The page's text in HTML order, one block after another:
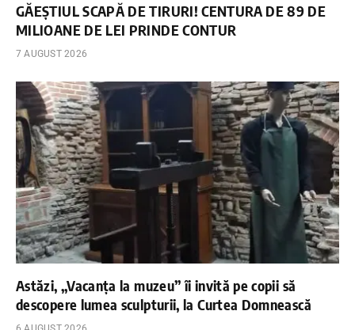
GĂEȘTIUL SCAPĂ DE TIRURI! CENTURA DE 89 DE
MILIOANE DE LEI PRINDE CONTUR
7 AUGUST 2026
Astăzi, „Vacanța la muzeu” îi invită pe copii să
descopere lumea sculpturii, la Curtea Domnească